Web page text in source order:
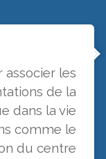
associer les
de la
dans la vie
comme le
du centre